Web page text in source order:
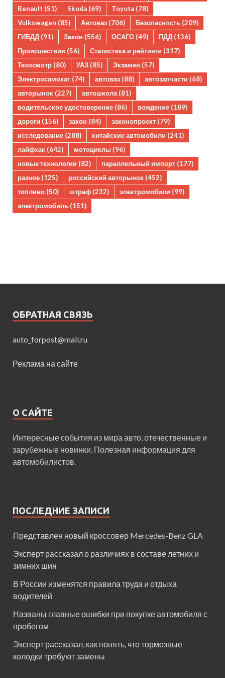
Renault (51) Skoda (69) Toyota (78)
Volkswagen (85) Автоваз (706) Безопасность (209)
ГИБДД (91) Закон (556) ОСАГО (49) ПДД (136)
Происшествия (56) Статистика и рейтинги (317)
Техосмотр (80) УАЗ (85) Экзамен (57)
Электросамокат (74) автоваз (88) автозапчасти (68)
авторынок (227) автошкола (81)
водительское удостоверение (86) вождение (189)
дороги (156) закон (84) законопроект (79)
исследование (288) китайские автомобили (241)
лайфхак (642) мотоциклы (96)
новые технологии (82) параллельный импорт (177)
разное (125) российский авторынок (452)
топливо (50) штраф (232) электромобили (99)
электромобиль (151)
ОБРАТНАЯ СВЯЗЬ
auto_forpost@mail.ru
Реклама на сайте
О САЙТЕ
Интересные события из мира авто, отечественные и
зарубежные новинки. Полезная информация для
автомобилистов.
ПОСЛЕДНИЕ ЗАПИСИ
Представлен новый кроссовер Mercedes-Benz GLA
Эксперт рассказал о различиях в составе летних и
зимних шин
В России изменятся правила труда и отдыха
водителей
Названы главные ошибки при покупке автомобиля с
пробегом
Эксперт рассказал, как понять, что тормозные
колодки требуют замены